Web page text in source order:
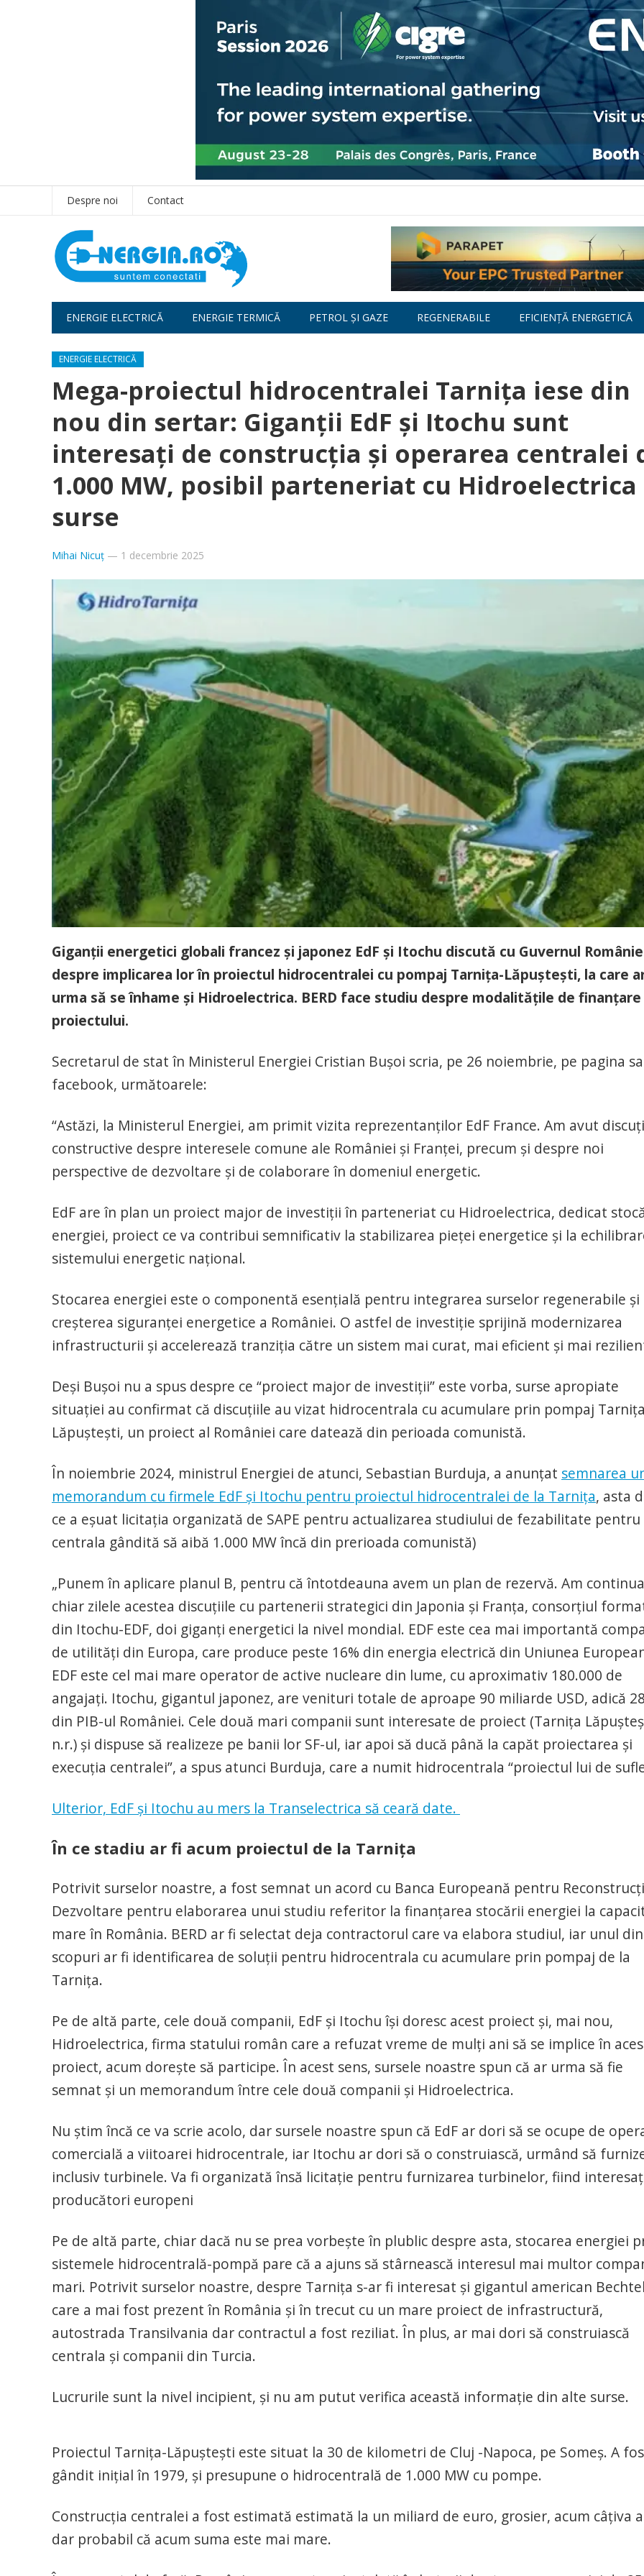
Despre noi Contact
ENERGIE ELECTRICĂ ENERGIE TERMICĂ PETROL ȘI GAZE REGENERABILE EFICIENȚĂ ENERGETICĂ
ENERGIE ELECTRICĂ
Mega-proiectul hidrocentralei Tarnița iese din
nou din sertar: Giganții EdF și Itochu sunt
interesați de construcția și operarea centralei
1.000 MW, posibil parteneriat cu Hidroelectrica
surse
Mihai Nicuț — 1 decembrie 2025
Giganții energetici globali francez și japonez EdF și Itochu discută cu Guvernul
despre implicarea lor în proiectul hidrocentralei cu pompaj Tarnița-Lăpuștești, la care
urma să se înhame și Hidroelectrica. BERD face studiu despre modalitățile de
proiectului.
Secretarul de stat în Ministerul Energiei Cristian Bușoi scria, pe 26 noiembrie, pe pagina
facebook, următoarele:
“Astăzi, la Ministerul Energiei, am primit vizita reprezentanților EdF France. Am avut
constructive despre interesele comune ale României și Franței, precum și despre noi
perspective de dezvoltare și de colaborare în domeniul energetic.
EdF are în plan un proiect major de investiții în parteneriat cu Hidroelectrica, dedicat
energiei, proiect ce va contribui semnificativ la stabilizarea pieței energetice și la
sistemului energetic național.
Stocarea energiei este o componentă esențială pentru integrarea surselor regenerabile și
creșterea siguranței energetice a României. O astfel de investiție sprijină modernizarea
infrastructurii și accelerează tranziția către un sistem mai curat, mai eficient și mai
Deși Bușoi nu a spus despre ce “proiect major de investiții” este vorba, surse apropiate
situației au confirmat că discuțiile au vizat hidrocentrala cu acumulare prin pompaj
Lăpuștești, un proiect al României care datează din perioada comunistă.
În noiembrie 2024, ministrul Energiei de atunci, Sebastian Burduja, a anunțat semnarea
memorandum cu firmele EdF și Itochu pentru proiectul hidrocentralei de la Tarnița, asta
ce a eșuat licitația organizată de SAPE pentru actualizarea studiului de fezabilitate pentru
centrala gândită să aibă 1.000 MW încă din prerioada comunistă)
„Punem în aplicare planul B, pentru că întotdeauna avem un plan de rezervă. Am
chiar zilele acestea discuţiile cu partenerii strategici din Japonia şi Franţa, consorţiul
din Itochu-EDF, doi giganţi energetici la nivel mondial. EDF este cea mai importantă
de utilităţi din Europa, care produce peste 16% din energia electrică din Uniunea
EDF este cel mai mare operator de active nucleare din lume, cu aproximativ 180.000 de
angajaţi. Itochu, gigantul japonez, are venituri totale de aproape 90 miliarde USD, adică
din PIB-ul României. Cele două mari companii sunt interesate de proiect (Tarniţa
n.r.) şi dispuse să realizeze pe banii lor SF-ul, iar apoi să ducă până la capăt proiectarea şi
execuţia centralei”, a spus atunci Burduja, care a numit hidrocentrala “proiectul lui de
Ulterior, EdF și Itochu au mers la Transelectrica să ceară date.
În ce stadiu ar fi acum proiectul de la Tarnița
Potrivit surselor noastre, a fost semnat un acord cu Banca Europeană pentru
Dezvoltare pentru elaborarea unui studiu referitor la finanțarea stocării energiei la
mare în România. BERD ar fi selectat deja contractorul care va elabora studiul, iar unul
scopuri ar fi identificarea de soluții pentru hidrocentrala cu acumulare prin pompaj de la
Tarnița.
Pe de altă parte, cele două companii, EdF și Itochu își doresc acest proiect și, mai nou,
Hidroelectrica, firma statului român care a refuzat vreme de mulți ani să se implice în
proiect, acum dorește să participe. În acest sens, sursele noastre spun că ar urma să fie
semnat și un memorandum între cele două companii și Hidroelectrica.
Nu știm încă ce va scrie acolo, dar sursele noastre spun că EdF ar dori să se ocupe de
comercială a viitoarei hidrocentrale, iar Itochu ar dori să o construiască, urmând să
inclusiv turbinele. Va fi organizată însă licitație pentru furnizarea turbinelor, fiind
producători europeni
Pe de altă parte, chiar dacă nu se prea vorbește în plublic despre asta, stocarea energiei
sistemele hidrocentrală-pompă pare că a ajuns să stârnească interesul mai multor
mari. Potrivit surselor noastre, despre Tarnița s-ar fi interesat și gigantul american
care a mai fost prezent în România și în trecut cu un mare proiect de infrastructură,
autostrada Transilvania dar contractul a fost reziliat. În plus, ar mai dori să construiască
centrala și companii din Turcia.
Lucrurile sunt la nivel incipient, și nu am putut verifica această informație din alte surse.
Proiectul Tarniţa-Lăpuşteşti este situat la 30 de kilometri de Cluj -Napoca, pe Someş. A
gândit iniţial în 1979, şi presupune o hidrocentrală de 1.000 MW cu pompe.
Construcția centralei a fost estimată estimată la un miliard de euro, grosier, acum câțiva
dar probabil că acum suma este mai mare.